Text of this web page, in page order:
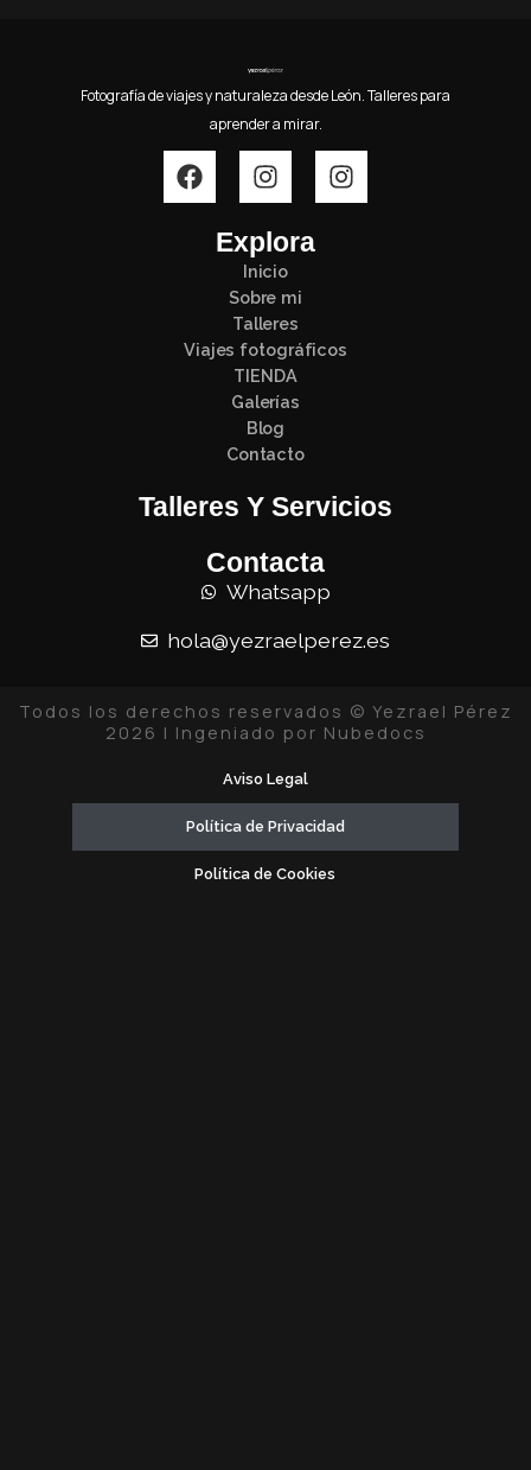
Fotografía de viajes y naturaleza desde León. Talleres para
aprender a mirar.
Explora
Inicio
Sobre mi
Talleres
Viajes fotográficos
TIENDA
Galerías
Blog
Contacto
Talleres Y Servicios
Contacta
Whatsapp
hola@yezraelperez.es
Todos los derechos reservados © Yezrael Pérez
2026 | Ingeniado por Nubedocs
Aviso Legal
Política de Privacidad
Política de Cookies